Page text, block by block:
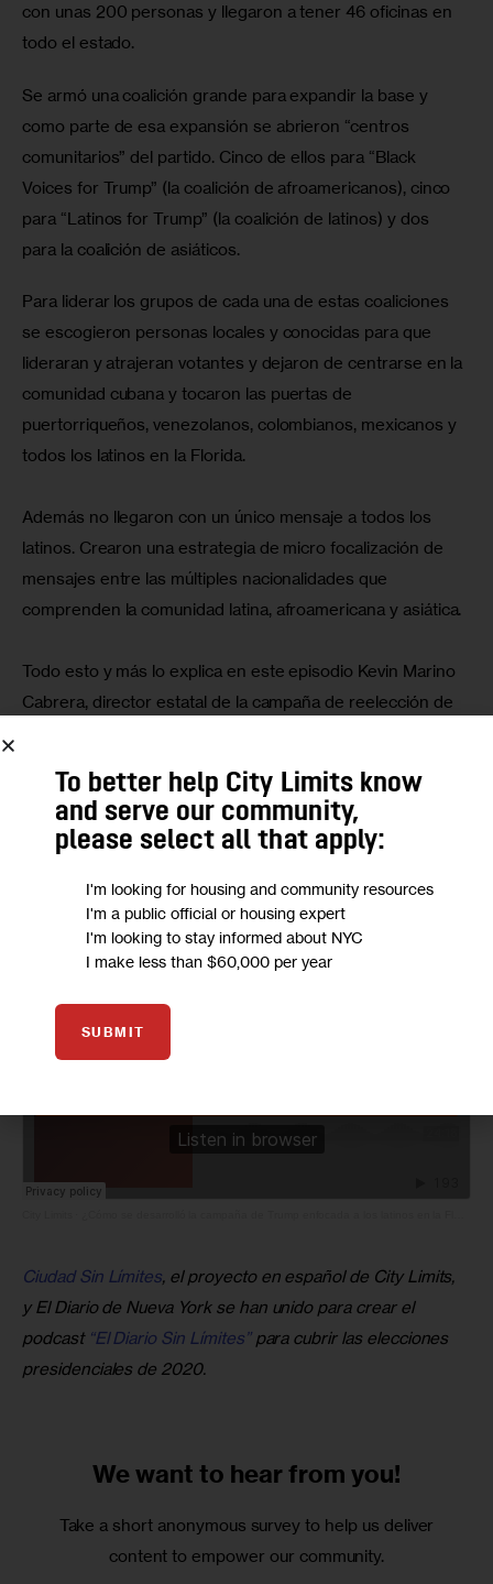
con unas 200 personas y llegaron a tener 46 oficinas en
todo el estado.
Se armó una coalición grande para expandir la base y
como parte de esa expansión se abrieron “centros
comunitarios” del partido. Cinco de ellos para “Black
Voices for Trump” (la coalición de afroamericanos), cinco
para “Latinos for Trump” (la coalición de latinos) y dos
para la coalición de asiáticos.
Para liderar los grupos de cada una de estas coaliciones
se escogieron personas locales y conocidas para que
lideraran y atrajeran votantes y dejaron de centrarse en la
comunidad cubana y tocaron las puertas de
puertorriqueños, venezolanos, colombianos, mexicanos y
todos los latinos en la Florida.
Además no llegaron con un único mensaje a todos los
latinos. Crearon una estrategia de micro focalización de
mensajes entre las múltiples nacionalidades que
comprenden la comunidad latina, afroamericana y asiática.
Todo esto y más lo explica en este episodio Kevin Marino
Cabrera, director estatal de la campaña de reelección de
directamente, además de reuniones virtuales. Este trabajo
en campo, dice Marino, no lo hicieron los demócratas.
Según Marino Cabrera, fueron a pedir los votos de las
personas que el partido había identificado como posibles
votantes republicanos y registraron unos 30.000
Ciudad Sin Límites, el proyecto en español de City Limits,
y El Diario de Nueva York se han unido para crear el
podcast “El Diario Sin Límites” para cubrir las elecciones
presidenciales de 2020.
We want to hear from you!
Take a short anonymous survey to help us deliver
content to empower our community.
To better help City Limits know
and serve our community,
please select all that apply:
I'm looking for housing and community resources
I'm a public official or housing expert
I'm looking to stay informed about NYC
I make less than $60,000 per year
SUBMIT